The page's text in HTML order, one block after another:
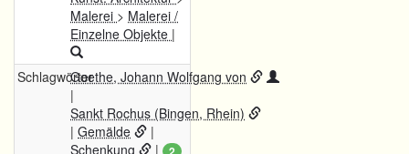
Malerei > Malerei /
Einzelne Objekte |
SchlagwörterGoethe, Johann Wolfgang von
|
Sankt Rochus (Bingen, Rhein)
| Gemälde
|
Schenkung
|